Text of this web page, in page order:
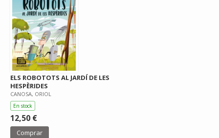
ELS ROBOTOTS AL JARDÍ DE LES
HESPÈRIDES
CANOSA, ORIOL
En stock
12,50 €
Comprar